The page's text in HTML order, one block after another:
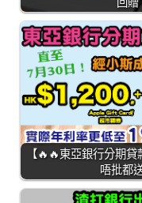
【🔥🔥東亞銀行分期貸
唔批都